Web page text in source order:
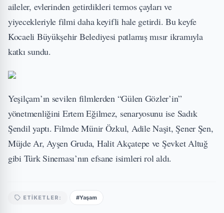
aileler, evlerinden getirdikleri termos çayları ve
yiyecekleriyle filmi daha keyifli hale getirdi. Bu keyfe
Kocaeli Büyükşehir Belediyesi patlamış mısır ikramıyla
katkı sundu.
Yeşilçam’ın sevilen filmlerden “Gülen Gözler’in”
yönetmenliğini Ertem Eğilmez, senaryosunu ise Sadık
Şendil yaptı. Filmde Münir Özkul, Adile Naşit, Şener Şen,
Müjde Ar, Ayşen Gruda, Halit Akçatepe ve Şevket Altuğ
gibi Türk Sineması’nın efsane isimleri rol aldı.
ETIKETLER: #Yaşam